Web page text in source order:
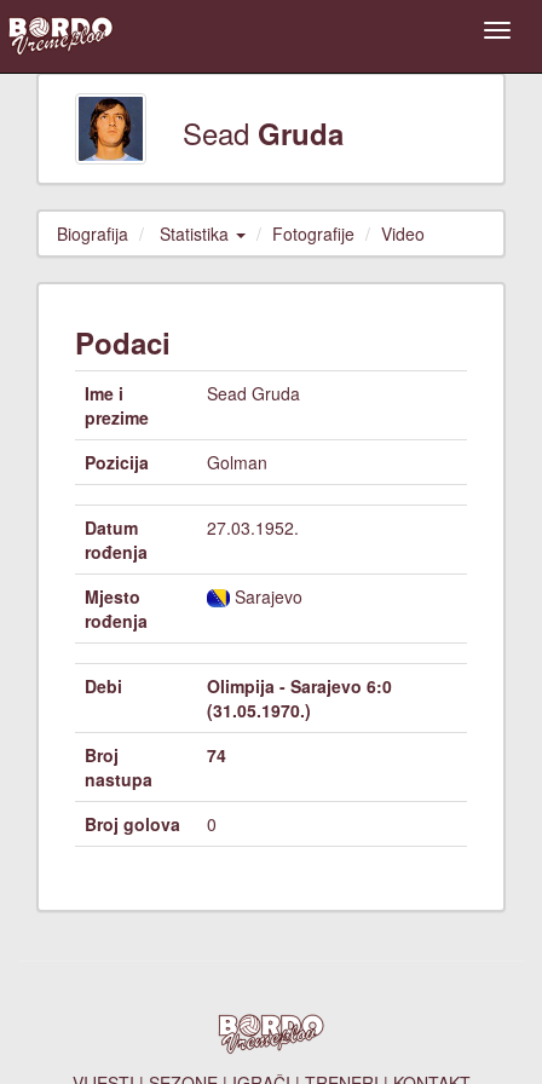
Sead Gruda
Biografija Statistika Fotografije Video
Podaci
Ime i
prezime
Sead Gruda
Pozicija Golman
Datum
rođenja
27.03.1952.
Mjesto
rođenja
Sarajevo
Debi
Olimpija - Sarajevo 6:0
(31.05.1970.)
Broj
nastupa
74
Broj golova 0